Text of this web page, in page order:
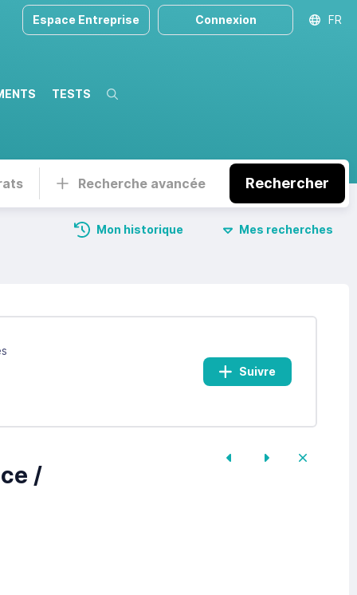
TESTS Recherche
Espace Entreprise Connexion FR
Recherche avancée Rechercher
Mon historique Mes recherches
Suivre
/